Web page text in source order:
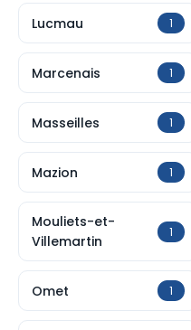
Lucmau 1
Marcenais 1
Masseilles 1
Mazion 1
Mouliets-et-
Villemartin
1
Omet 1